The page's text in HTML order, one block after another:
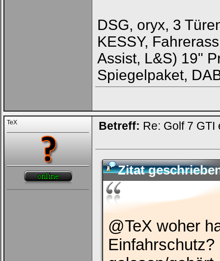
DSG, oryx, 3
KESSY,
Assist, L&S) 19"
Spiegelpaket,
TeX Betreff: Re: Golf 7
Zitat
@TeX woher